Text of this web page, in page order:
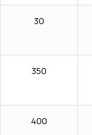
30
350
400